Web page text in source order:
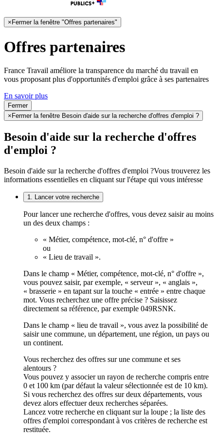
× Fermer la fenêtre "Offres partenaires"
Offres partenaires
France Travail améliore la transparence du marché du travail en
vous proposant plus d'opportunités d'emploi grâce à ses partenaires
En savoir plus
Fermer
× Fermer la fenêtre Besoin d'aide sur la recherche d'offres d'emploi ?
Besoin d'aide sur la recherche d'offres
d'emploi ?
Besoin d'aide sur la recherche d'offres d'emploi ?Vous trouverez les
informations essentielles en cliquant sur l'étape qui vous intéresse
1. Lancer votre recherche
Pour lancer une recherche d'offres, vous devez saisir au moins
un des deux champs :
« Métier, compétence, mot-clé, n° d'offre »
ou
« Lieu de travail ».
Dans le champ « Métier, compétence, mot-clé, n° d'offre »,
vous pouvez saisir, par exemple, « serveur », « anglais »,
« brasserie » en tapant sur la touche « entrée » entre chaque
mot. Vous recherchez une offre précise ? Saisissez
directement sa référence, par exemple 049RSNK.
Dans le champ « lieu de travail », vous avez la possibilité de
saisir une commune, un département, une région, un pays ou
un continent.
Vous recherchez des offres sur une commune et ses
alentours ?
Vous pouvez y associer un rayon de recherche compris entre
0 et 100 km (par défaut la valeur sélectionnée est de 10 km).
Si vous recherchez des offres sur deux départements, vous
devez alors effectuer deux recherches séparées.
Lancez votre recherche en cliquant sur la loupe ; la liste des
offres d'emploi correspondant à vos critères de recherche est
restituée.